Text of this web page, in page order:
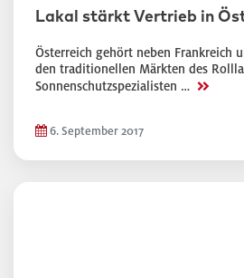
Lakal stärkt Vertrieb in
Österreich gehört neben Frankreich
den traditionellen Märkten des
Sonnenschutzspezialisten … >>
6. September 2017